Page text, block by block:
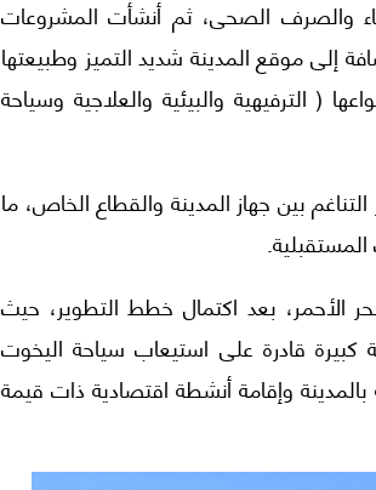
والصرف الصحى، ثم أنشأت المشروعات
إلى موقع المدينة شديد التميز وطبيعتها
( الترفيهية والبيئية والعلاجية وسياحة
بين جهاز المدينة والقطاع الخاص، ما
الأحمر، بعد اكتمال خطط التطوير، حيث
فندقية كبيرة قادرة على استيعاب سياحة اليخوت
بالمدينة وإقامة أنشطة اقتصادية ذات قيمة